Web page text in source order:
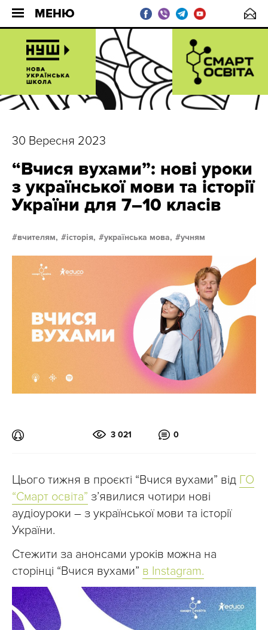
МЕНЮ
30 Вересня 2023
“Вчися вухами”: нові уроки
з української мови та історії
України для 7–10 класів
вчителям, історія, українська мова, учням
3 021 0
Цього тижня в проєкті “Вчися вухами” від ГО
“Смарт освіта” з’явилися чотири нові
аудіоуроки – з української мови та історії
України.
Стежити за анонсами уроків можна на
сторінці “Вчися вухами” в Instagram.